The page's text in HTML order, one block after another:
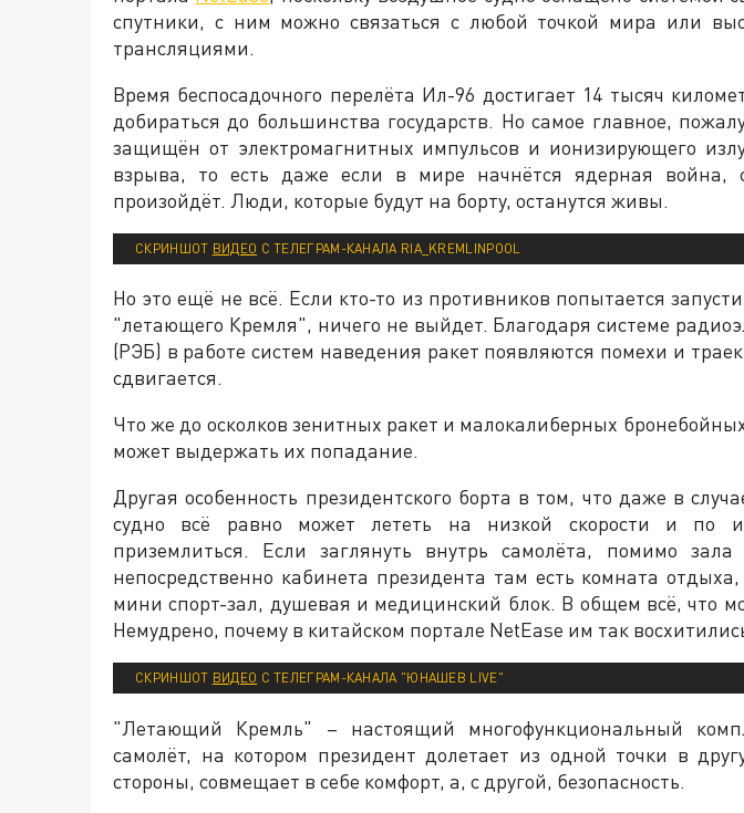
спутники, с ним можно связаться с любой точкой мира или
трансляциями.
Время беспосадочного перелёта Ил-96 достигает 14 тысяч
добираться до большинства государств. Но самое главное,
защищён от электромагнитных импульсов и ионизирующего
взрыва, то есть даже если в мире начнётся ядерная война,
произойдёт. Люди, которые будут на борту, останутся живы.
СКРИНШОТ ВИДЕО С ТЕЛЕГРАМ-КАНАЛА RIA_KREMLINPOOL
Но это ещё не всё. Если кто-то из противников попытается
"летающего Кремля", ничего не выйдет. Благодаря системе
(РЭБ) в работе систем наведения ракет появляются помехи и
сдвигается.
Что же до осколков зенитных ракет и малокалиберных
может выдержать их попадание.
Другая особенность президентского борта в том, что даже в
судно всё равно может лететь на низкой скорости и по
приземлиться. Если заглянуть внутрь самолёта, помимо
непосредственно кабинета президента там есть комната отдыха,
мини спорт-зал, душевая и медицинский блок. В общем всё, что
Немудрено, почему в китайском портале NetEase им так
СКРИНШОТ ВИДЕО С ТЕЛЕГРАМ-КАНАЛА "ЮНАШЕВ LIVE"
"Летающий Кремль" – настоящий многофункциональный
самолёт, на котором президент долетает из одной точки в
стороны, совмещает в себе комфорт, а, с другой, безопасность.